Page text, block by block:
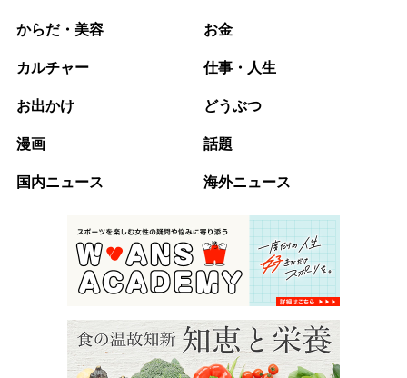
からだ・美容 お金
カルチャー 仕事・人生
お出かけ どうぶつ
漫画 話題
国内ニュース 海外ニュース